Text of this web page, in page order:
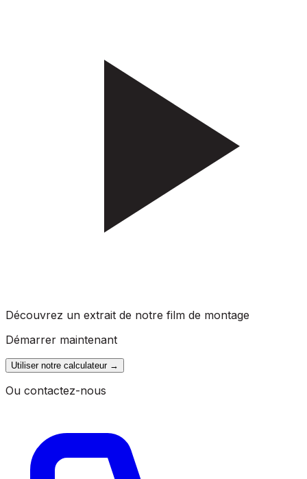
Découvrez un extrait de notre film de montage
Démarrer maintenant
Utiliser notre calculateur→
Ou contactez-nous